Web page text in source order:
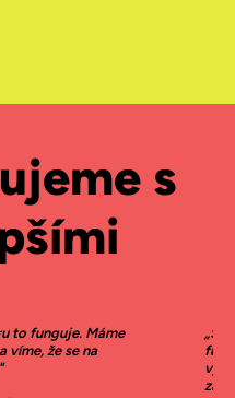
s
to funguje. Máme
víme, že se na